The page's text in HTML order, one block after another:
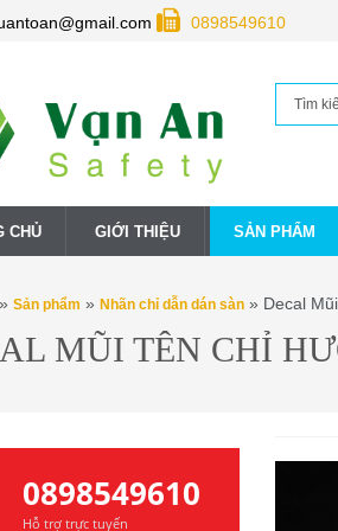
0898549610
CHỦ GIỚI THIỆU SẢN PHẨM
» Sản phẩm » Nhãn chỉ dẫn dán sàn » Decal
MŨI TÊN CHỈ
0898549610
Hỗ trợ trực tuyến